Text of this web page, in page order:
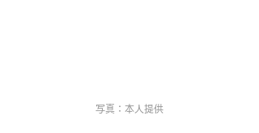
写真：本人提供